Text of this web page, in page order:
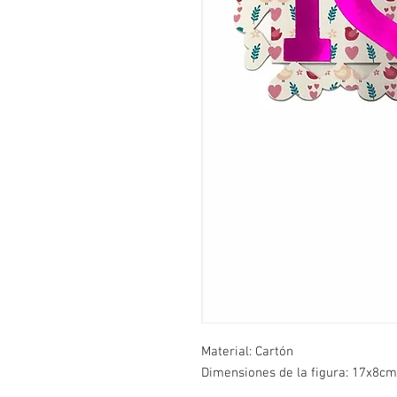
Material: Cartón
Dimensiones de la figura: 17x8cm